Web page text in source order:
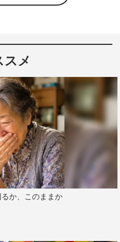
がう人です。自分がアクショ
ように周りに流されるか…今
の反応を見つつ、ビビット
コメントしている。
スメ
るか、このままか